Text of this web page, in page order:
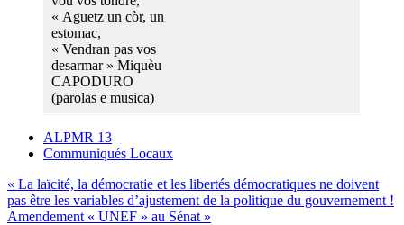
« Aguetz un còr, un
estomac,
« Vendran pas vos
desarmar » Miquèu
CAPODURO
(parolas e musica)
ALPMR 13
Communiqués Locaux
Navigation
de
« La laïcité, la démocratie et les libertés démocratiques ne doivent
pas être les variables d’ajustement de la politique du gouvernement !
Amendement « UNEF » au Sénat »